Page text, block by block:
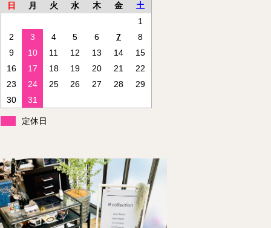
日
月 火 水 木 金
土
1
2
3 4 5 6 7
8
9
10 11 12 13 14
15
16
17 18 19 20 21
22
23
24 25 26 27 28
29
30
31
定休日